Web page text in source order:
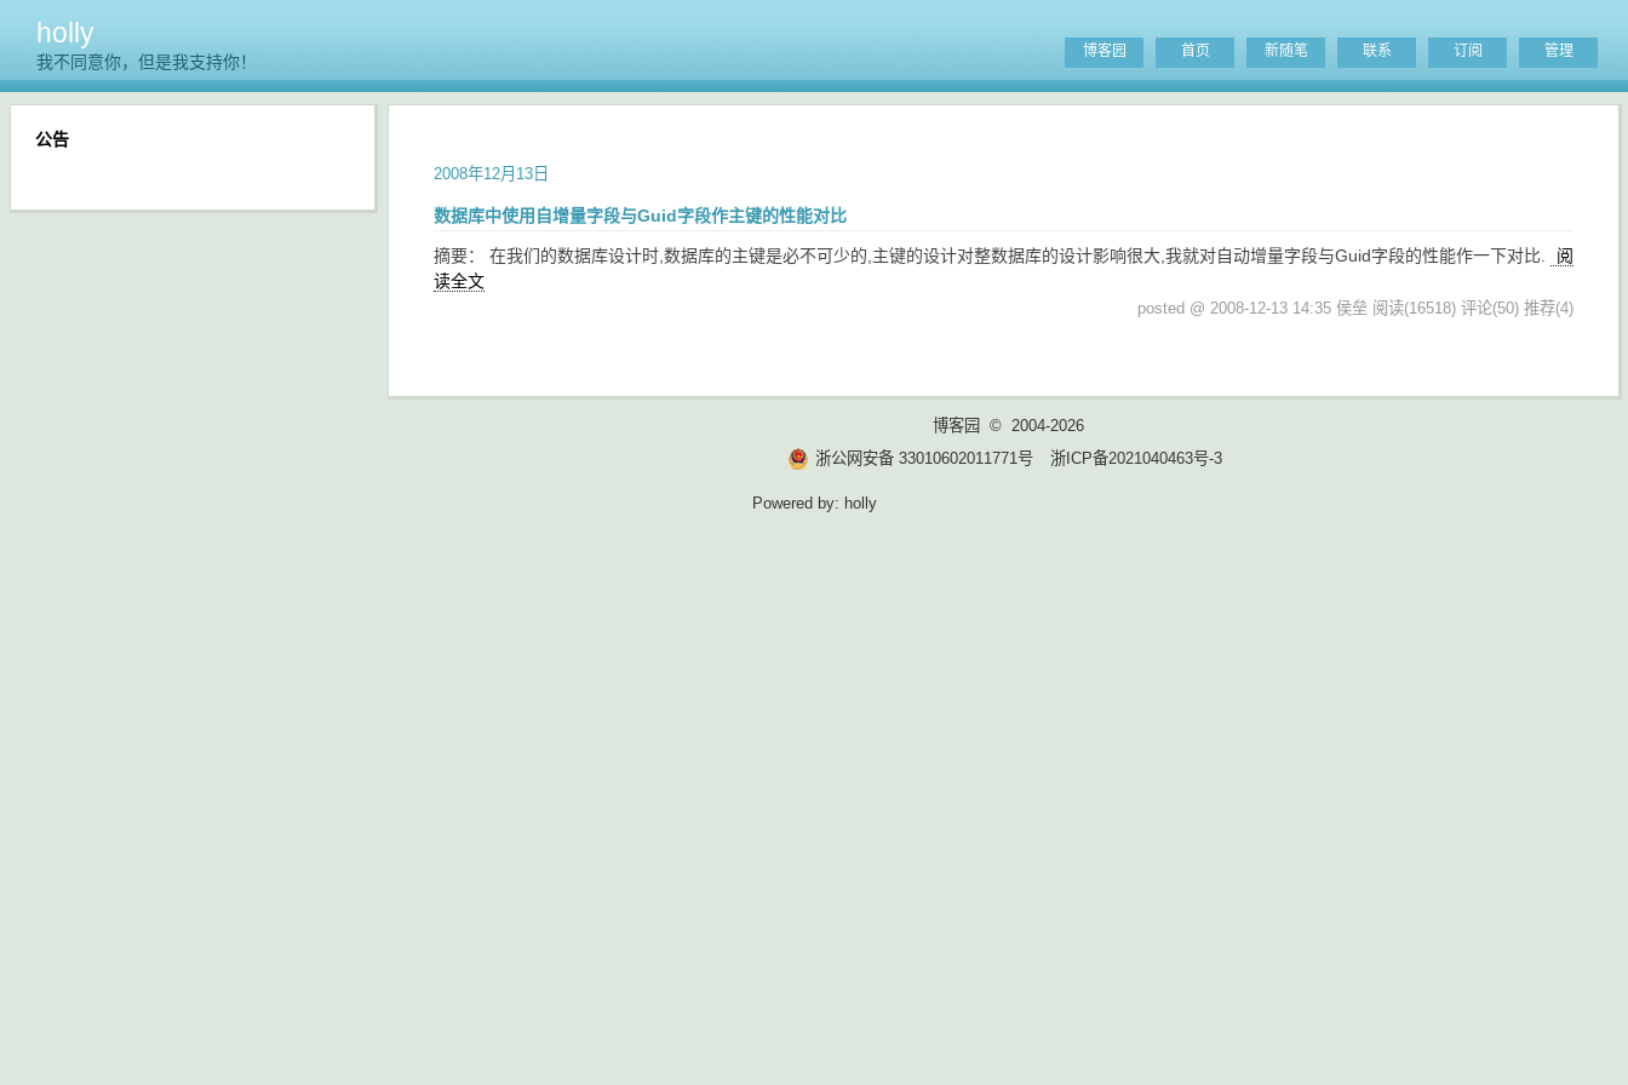
holly
我不同意你，但是我支持你！
博客园 首页 新随笔 联系 订阅 管理
2008年12月13日
数据库中使用自增量字段与Guid字段作主键的性能对比
摘要： 在我们的数据库设计时,数据库的主键是必不可少的,主键的设计对整数据库的设计影响很大,我就对自动增量字段与Guid字段的性能作一下对比.
阅
读全文
posted @ 2008-12-13 14:35 侯垒 阅读(16518) 评论(50) 推荐(4)
公告
博客园
© 2004-2026
浙公网安备 33010602011771号
浙ICP备2021040463号-3
Powered by: holly